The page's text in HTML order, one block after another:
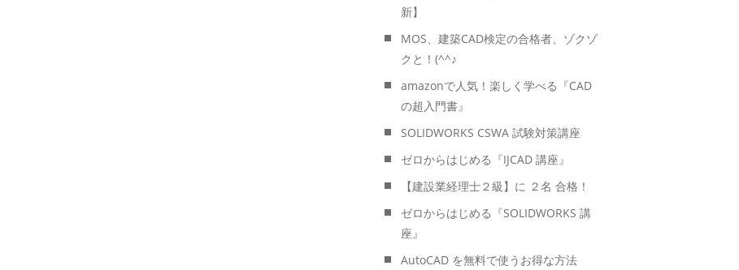
新】
MOS、建築CAD検定の合格者、ゾクゾ
クと！(^^♪
amazonで人気！楽しく学べる『CAD
の超入門書』
SOLIDWORKS CSWA 試験対策講座
ゼロからはじめる『IJCAD 講座』
【建設業経理士２級】に ２名 合格！
ゼロからはじめる『SOLIDWORKS 講
座』
AutoCAD を無料で使うお得な方法